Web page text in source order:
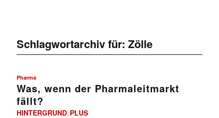
Schlagwortarchiv für: Zölle
Pharma
Was, wenn der Pharmaleitmarkt
fällt?
HINTERGRUND, PLUS